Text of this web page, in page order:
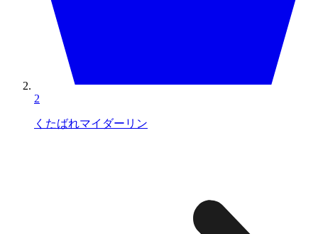
2
くたばれマイダーリン